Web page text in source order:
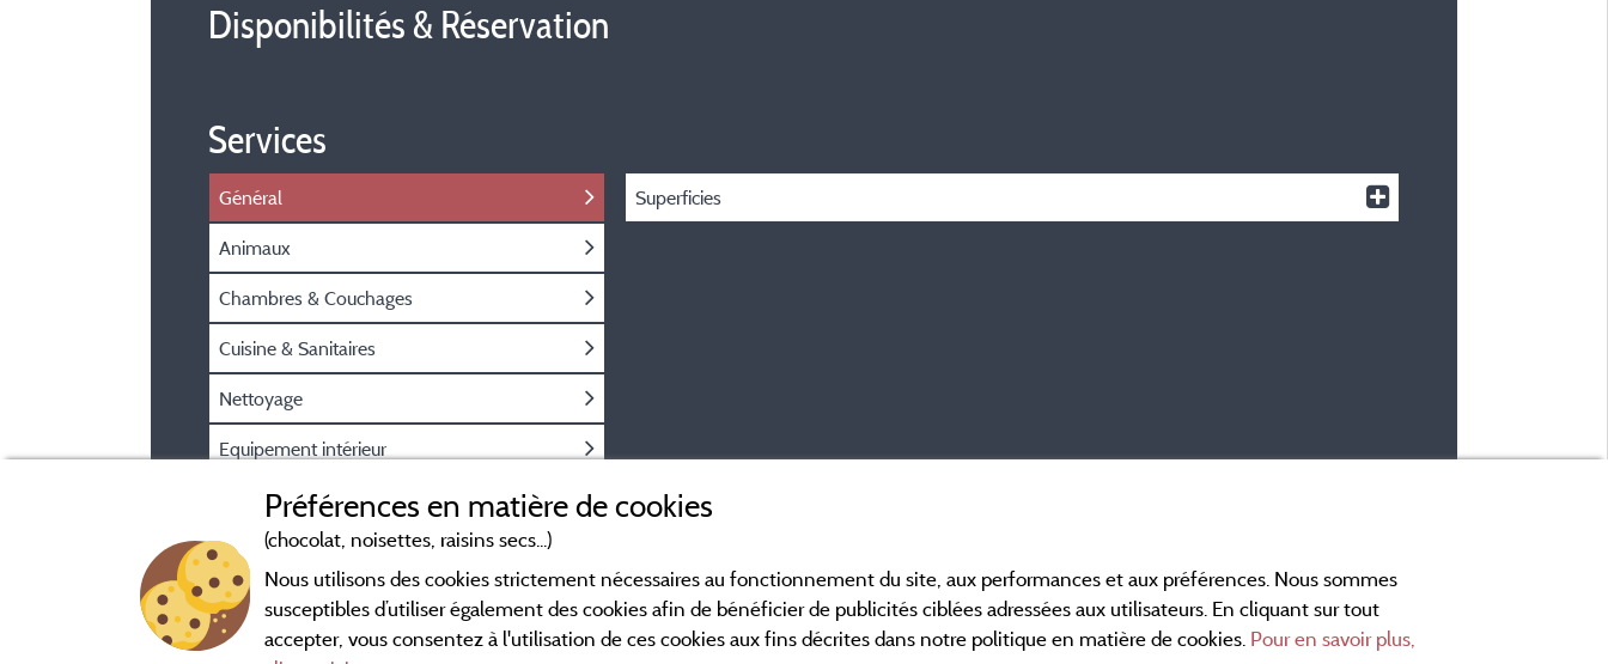
Disponibilités & Réservation
Services
Général
Animaux
Chambres & Couchages
Cuisine & Sanitaires
Nettoyage
Equipement intérieur
Equipement extérieur
Superficies
Préférences en matière de cookies
(chocolat, noisettes, raisins secs...)
Nous utilisons des cookies strictement nécessaires au fonctionnement du site, aux performances et aux préférences. Nous sommes
susceptibles d’utiliser également des cookies afin de bénéficier de publicités ciblées adressées aux utilisateurs. En cliquant sur tout
accepter, vous consentez à l'utilisation de ces cookies aux fins décrites dans notre politique en matière de cookies. Pour en savoir plus,